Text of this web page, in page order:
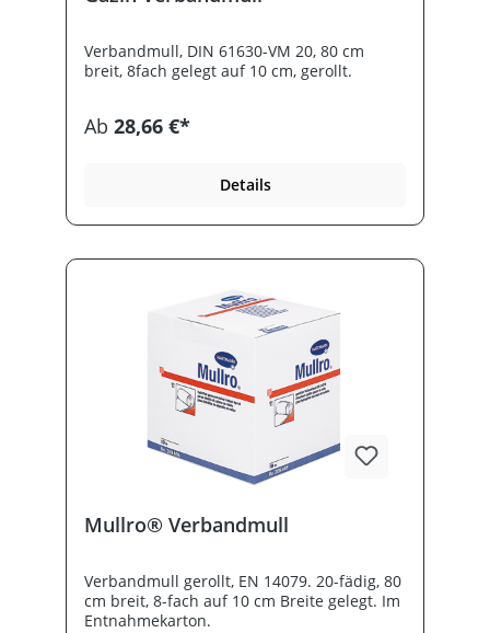
Verbandmull, DIN 61630-VM 20, 80 cm
breit, 8fach gelegt auf 10 cm, gerollt.
Ab 28,66 €*
Details
Mullro® Verbandmull
Verbandmull gerollt, EN 14079. 20-fädig, 80
cm breit, 8-fach auf 10 cm Breite gelegt. Im
Entnahmekarton.